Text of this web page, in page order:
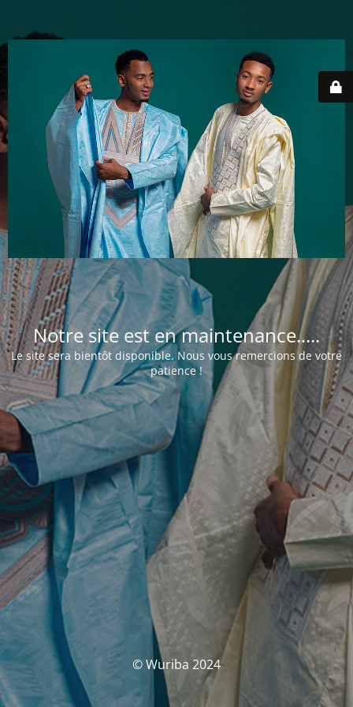
Notre site est en maintenance.....
Le site sera bientôt disponible. Nous vous remercions de votre
patience !
© Wuriba 2024